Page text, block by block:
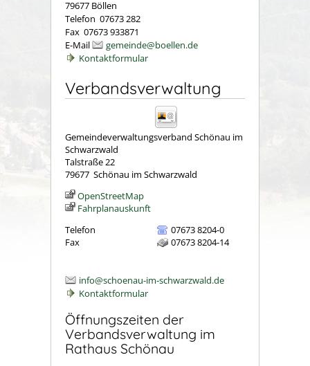
79677 Böllen
Telefon 07673 282
Fax 07673 933871
E-Mail
gemeinde@boellen.de
Kontaktformular
Verbandsverwaltung
Gemeindeverwaltungsverband Schönau im
Schwarzwald
Talstraße 22
79677 Schönau im Schwarzwald
OpenStreetMap
Fahrplanauskunft
Telefon
07673 8204-0
Fax
07673 8204-14
info@schoenau-im-schwarzwald.de
Kontaktformular
Öffnungszeiten der
Verbandsverwaltung im
Rathaus Schönau